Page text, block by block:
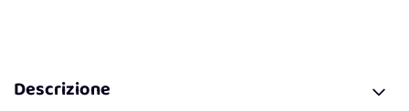
Descrizione